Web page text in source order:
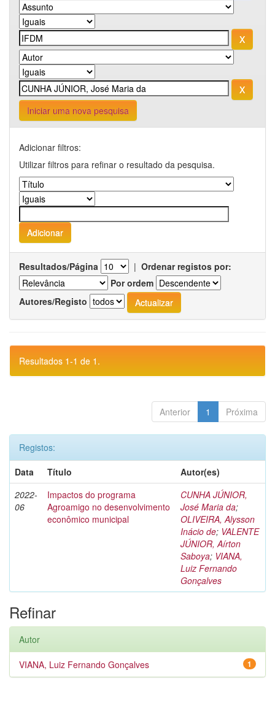
Iniciar uma nova pesquisa
Adicionar filtros:
Utilizar filtros para refinar o resultado da pesquisa.
Resultados/Página | Ordenar registos por:
Por ordem
Autores/Registo
Resultados 1-1 de 1.
Anterior 1 Próxima
Registos:
Data
Título
Autor(es)
2022-
06
Impactos do programa
Agroamigo no desenvolvimento
econômico municipal
CUNHA JÚNIOR,
José Maria da;
OLIVEIRA, Alysson
Inácio de; VALENTE
JÚNIOR, Aírton
Saboya; VIANA,
Luiz Fernando
Gonçalves
Refinar
Autor
1
VIANA, Luiz Fernando Gonçalves